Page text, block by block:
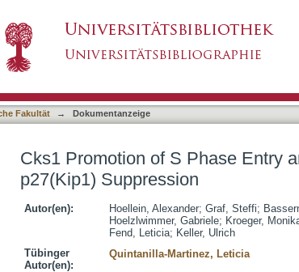
Entry and Proliferation Is
Fakultät → Dokumentanzeige
Cks1 Promotion of S Phase Entry
p27(Kip1) Suppression
Autor(en): Hoellein, Alexander; Graf, Steffi;
Hoelzlwimmer, Gabriele; Kroeger,
Fend, Leticia; Keller, Ulrich
Tübinger
Autor(en):
Quintanilla-Martinez, Leticia